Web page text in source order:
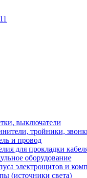
выключатели
тройники,
и провод
для прокладки
оборудование
электрощитов и
(источники света)